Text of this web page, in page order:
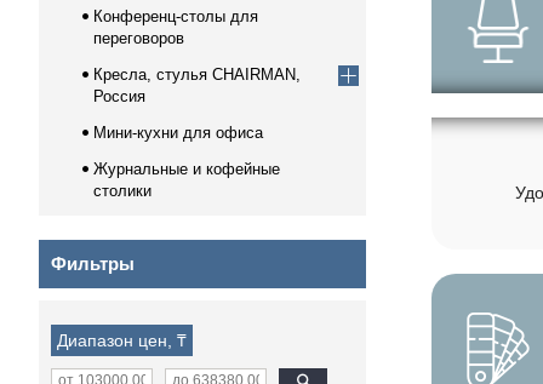
Конференц-столы для
переговоров
Кресла, стулья CHAIRMAN,
Россия
Мини-кухни для офиса
Журнальные и кофейные
столики
Фильтры
Диапазон цен, ₸